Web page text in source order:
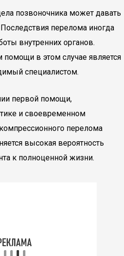
позвоночника может давать
перелома иногда
внутренних органов.
в этом случае является
специалистом.
первой помощи,
и своевременном
перелома
высокая вероятность
к полноценной жизни.